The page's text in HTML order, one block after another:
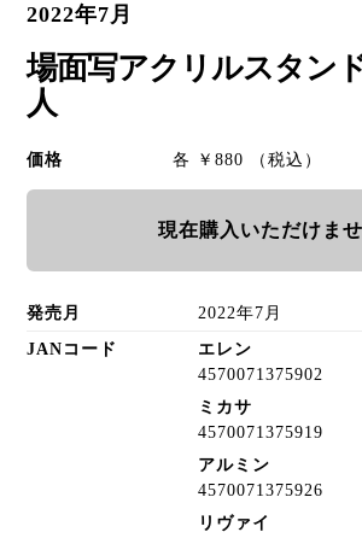
2022年7月
場面写アクリルスタン
人
価格 各 ￥880 （税込）
現在購入いただけま
発売月 2022年7月
JANコード
エレン
4570071375902
ミカサ
4570071375919
アルミン
4570071375926
リヴァイ